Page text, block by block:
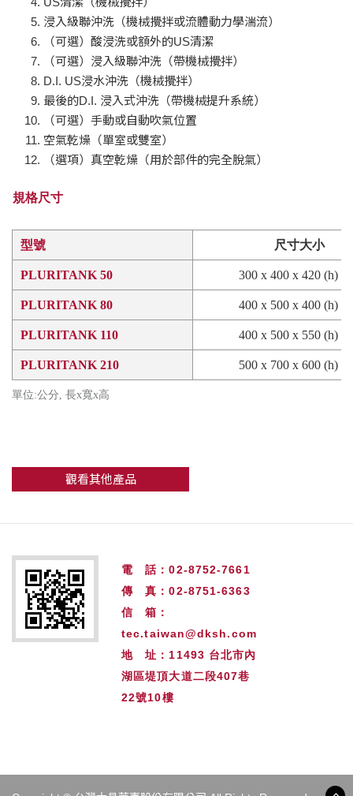
浸入級聯沖洗（機械攪拌或流體動力學湍流）
（可選）酸浸洗或額外的US清潔
（可選）浸入級聯沖洗（帶機械攪拌）
D.I. US浸水沖洗（機械攪拌）
最後的D.I. 浸入式沖洗（帶機械提升系統）
（可選）手動或自動吹氣位置
空氣乾燥（單室或雙室）
（選項）真空乾燥（用於部件的完全脫氣）
規格尺寸
型號 尺寸大小
PLURITANK 50 300 x 400 x 420 (h)
PLURITANK 80 400 x 500 x 400 (h)
PLURITANK 110 400 x 500 x 550 (h)
PLURITANK 210 500 x 700 x 600 (h)
單位:公分, 長x寬x高
觀看其他產品
電 話：02-8752-7661
傳 真：02-8751-6363
信 箱：
tec.taiwan@dksh.com
地 址：11493 台北市內
湖區堤頂大道二段407巷
22號10樓